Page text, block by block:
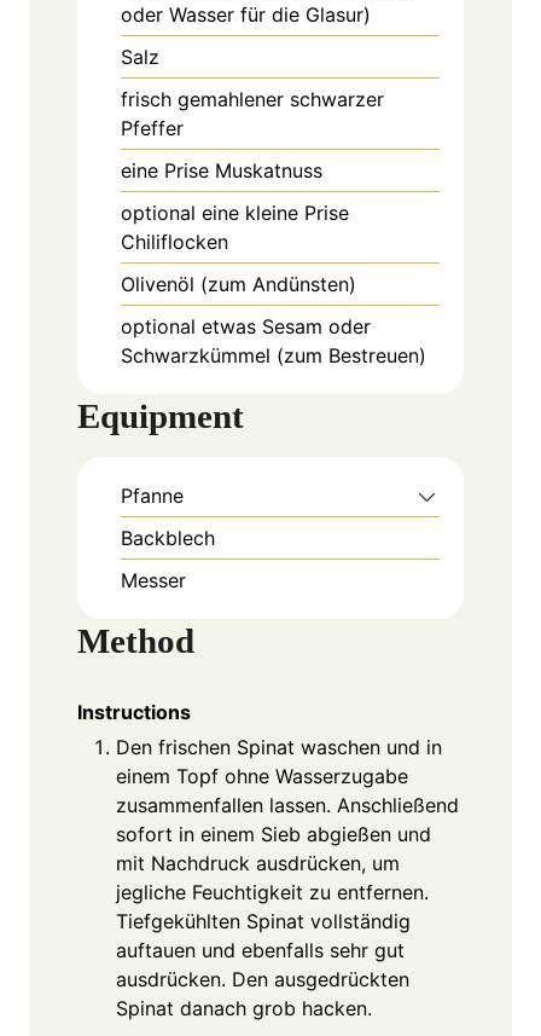
oder Wasser für die Glasur)
Salz
frisch gemahlener schwarzer
Pfeffer
eine Prise Muskatnuss
optional eine kleine Prise
Chiliflocken
Olivenöl (zum Andünsten)
optional etwas Sesam oder
Schwarzkümmel (zum Bestreuen)
Equipment
Pfanne
Backblech
Messer
Method
Instructions
Den frischen Spinat waschen und in
einem Topf ohne Wasserzugabe
zusammenfallen lassen. Anschließend
sofort in einem Sieb abgießen und
mit Nachdruck ausdrücken, um
jegliche Feuchtigkeit zu entfernen.
Tiefgekühlten Spinat vollständig
auftauen und ebenfalls sehr gut
ausdrücken. Den ausgedrückten
Spinat danach grob hacken.